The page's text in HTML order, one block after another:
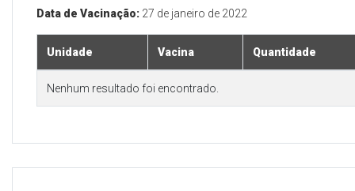
Data de Vacinação: 27 de janeiro de 2022
Unidade Vacina Quantidade
Nenhum resultado foi encontrado.